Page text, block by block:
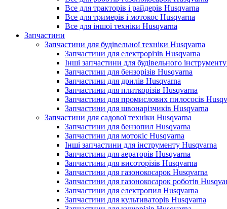
Все для тракторів і райдерів Husqvarna
Все для тримерів і мотокос Husqvarna
Все для іншої техніки Husqvarna
Запчастини
Запчастини для будівельної техніки Husqvarna
Запчастини для електрорізів Husqvarna
Інші запчастини для будівельного
Запчастини для бензорізів Husqvarna
Запчастини для дрилів Husqvarna
Запчастини для плиткорізів Husqvarna
Запчастини для промислових пилососів
Запчастини для швонарізчиків Husqvarna
Запчастини для садової техніки Husqvarna
Запчастини для бензопил Husqvarna
Запчастини для мотокіс Husqvarna
Інші запчастини для інструменту Husqvarna
Запчастини для аераторів Husqvarna
Запчастини для висоторізів Husqvarna
Запчастини для газонокосарок Husqvarna
Запчастини для газонокосарок роботів
Запчастини для електропил Husqvarna
Запчастини для культиваторів Husqvarna